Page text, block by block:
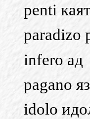
penti
paradizo
infero ад
pagano
idolo